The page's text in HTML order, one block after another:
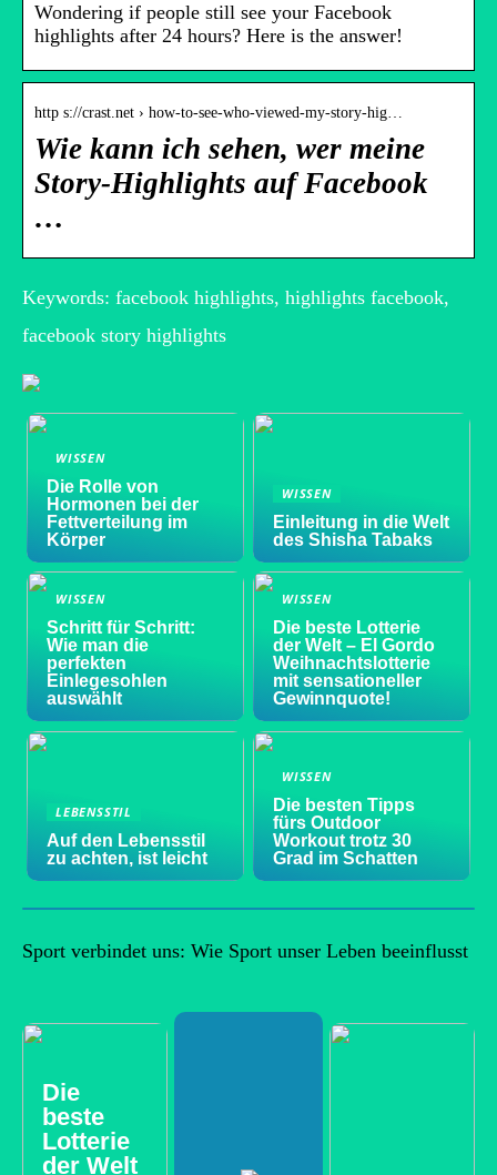
Wondering if people still see your Facebook
highlights after 24 hours? Here is the answer!
http s://crast.net › how-to-see-who-viewed-my-story-hig…
Wie kann ich sehen, wer meine
Story-Highlights auf Facebook
…
Keywords: facebook highlights, highlights facebook,
facebook story highlights
WISSEN
Die Rolle von
Hormonen bei der
Fettverteilung im
Körper
WISSEN
Einleitung in die Welt
des Shisha Tabaks
WISSEN
Schritt für Schritt:
Wie man die
perfekten
Einlegesohlen
auswählt
WISSEN
Die beste Lotterie
der Welt – El Gordo
Weihnachtslotterie
mit sensationeller
Gewinnquote!
LEBENSSTIL
Auf den Lebensstil
zu achten, ist leicht
WISSEN
Die besten Tipps
fürs Outdoor
Workout trotz 30
Grad im Schatten
Sport verbindet uns: Wie Sport unser Leben beeinflusst
Die
beste
Lotterie
der Welt